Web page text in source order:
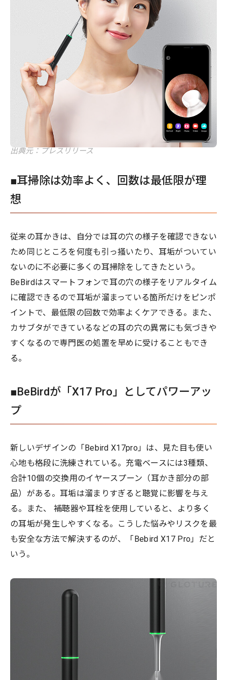
出典元：プレスリリース
■耳掃除は効率よく、回数は最低限が理
想
従来の耳かきは、自分では耳の穴の様子を確認できない
ため同じところを何度も引っ掻いたり、耳垢がついてい
ないのに不必要に多くの耳掃除をしてきたという。
BeBirdはスマートフォンで耳の穴の様子をリアルタイム
に確認できるので耳垢が溜まっている箇所だけをピンポ
イントで、最低限の回数で効率よくケアできる。また、
カサブタができているなどの耳の穴の異常にも気づきや
すくなるので専門医の処置を早めに受けることもでき
る。
■BeBirdが「X17 Pro」としてパワーアッ
プ
新しいデザインの「Bebird X17pro」は、見た目も使い
心地も格段に洗練されている。充電ベースには3種類、
合計10個の交換用のイヤースプーン（耳かき部分の部
品）がある。耳垢は溜まりすぎると聴覚に影響を与え
る。また、 補聴器や耳栓を使用していると、より多く
の耳垢が発生しやすくなる。こうした悩みやリスクを最
も安全な方法で解決するのが、「Bebird X17 Pro」だと
いう。